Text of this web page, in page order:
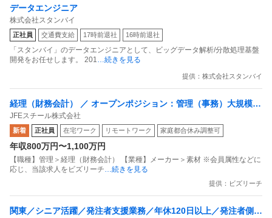
データエンジニア
株式会社スタンバイ
正社員 交通費支給 17時前退社 16時前退社
「スタンバイ」のデータエンジニアとして、ビッグデータ解析/分散処理基盤
開発をお任せします。 201…続きを見る
提供：株式会社スタンバイ
経理（財務会計） ／ オープンポジション：管理（事務）大規模な
社会インフラを支える／時短や在宅勤務など／安定して働き続け
るための制度多数
JFEスチール株式会社
新着 正社員 在宅ワーク リモートワーク 家庭都合休み調整可
年収800万円〜1,100万円
【職種】管理＞経理（財務会計） 【業種】メーカー＞素材 ※会員属性などに
応じ、当該求人をビズリーチ…続きを見る
提供：ビズリーチ
関東／シニア活躍／発注者支援業務／年休120日以上／発注者側／